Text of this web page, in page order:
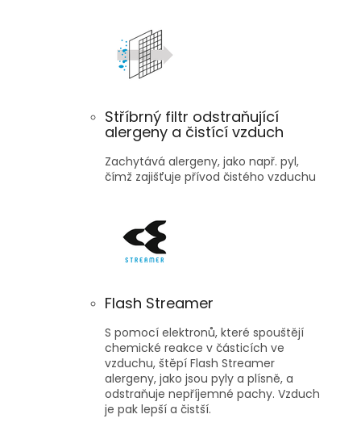
Stříbrný filtr odstraňující
alergeny a čistící vzduch
Zachytává alergeny, jako např. pyl,
čímž zajišťuje přívod čistého vzduchu
Flash Streamer
S pomocí elektronů, které spouštějí
chemické reakce v částicích ve
vzduchu, štěpí Flash Streamer
alergeny, jako jsou pyly a plísně, a
odstraňuje nepříjemné pachy. Vzduch
je pak lepší a čistší.